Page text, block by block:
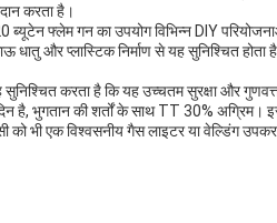
करता है।
फ्लेम गन का उपयोग विभिन्न DIY
और प्लास्टिक निर्माण से यह सुनिश्चित
करता है कि यह उच्चतम सुरक्षा और
है, भुगतान की शर्तों के साथ TT 30% अग्रिम।
भी एक विश्वसनीय गैस लाइटर या वेल्डिंग